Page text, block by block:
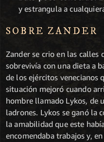
y estrangula a
SOBRE ZANDER
Zander se crio en las calles
sobrevivía con una dieta a
de los ejércitos venecianos
situación mejoró cuando
hombre llamado Lykos, de
ladrones. Lykos se ganó la
la amabilidad que este
encomendaba trabajos y,